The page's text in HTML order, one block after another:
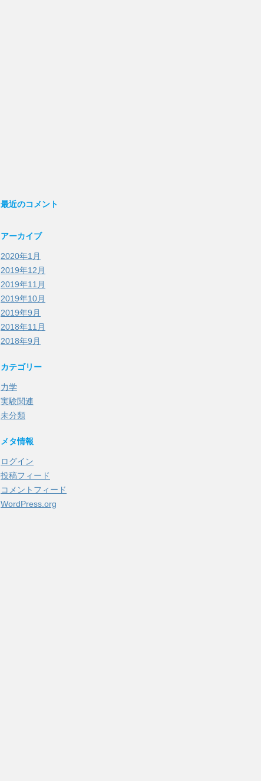
2m v 2 − 1 2m v0 =−
最近のコメント
アーカイブ
2020年1月
2019年12月
2019年11月
2019年10月
2019年9月
2018年11月
2018年9月
カテゴリー
力学
実験関連
未分類
メタ情報
ログイン
投稿フィード
コメントフィード
WordPress.org